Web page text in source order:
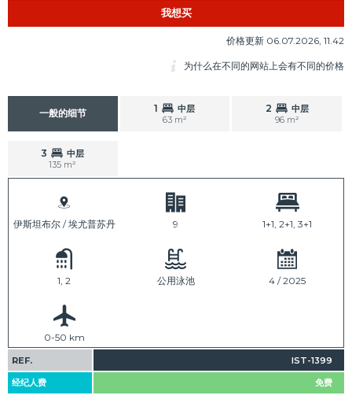
我想买
价格更新 06.07.2026, 11.42
为什么在不同的网站上会有不同的价格
一般的细节 1
中层
63 m²
2
中层
96 m²
3
中层
135 m²
伊斯坦布尔 / 埃尤普苏丹 9 1+1, 2+1, 3+1
1, 2 公用泳池 4 / 2025
0-50 km
REF. IST-1399
经纪人费 免费